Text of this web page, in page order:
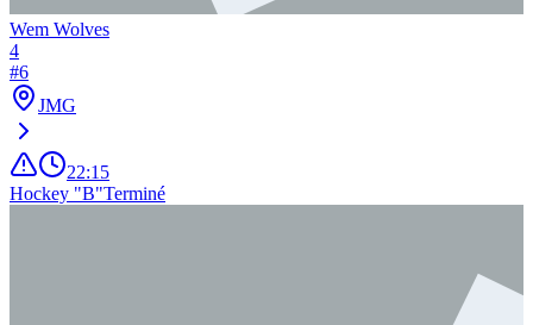
Wem Wolves
4
#6
JMG
22:15
Hockey "B"Terminé